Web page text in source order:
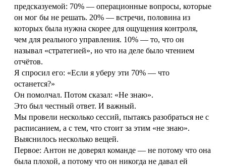
предсказуемой: 70% — операционные вопросы, которые
он мог бы не решать. 20% — встречи, половина из
которых была нужна скорее для ощущения контроля,
чем для реального управления. 10% — то, что он
называл «стратегией», но что на деле было чтением
отчётов.
Я спросил его: «Если я уберу эти 70% — что
останется?»
Он помолчал. Потом сказал: «Не знаю».
Это был честный ответ. И важный.
Мы провели несколько сессий, пытаясь разобраться не с
расписанием, а с тем, что стоит за этим «не знаю».
Выяснилось несколько вещей.
Первое: Антон не доверял команде — не потому что она
была плохой, а потому что он никогда не давал ей